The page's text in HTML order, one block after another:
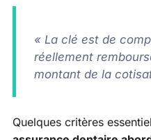
« La clé est de
réellement
montant de la
Quelques critères